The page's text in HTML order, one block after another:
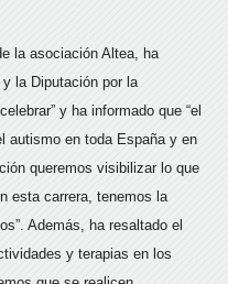
la asociación Altea, ha
la Diputación por la
y ha informado que “el
autismo en toda España y en
queremos visibilizar lo que
esta carrera, tenemos la
Además, ha resaltado el
y terapias en los